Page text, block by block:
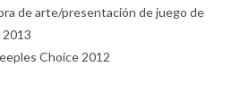
de arte/presentación de juego de
2013
Choice 2012